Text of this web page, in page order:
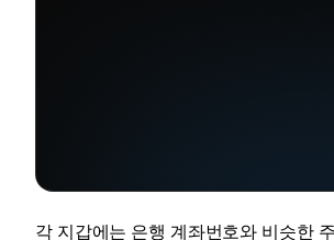
각 지갑에는 은행 계좌번호와 비슷한